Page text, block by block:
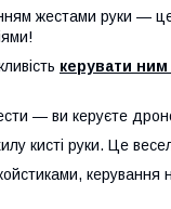
жестами руки —
керувати
— ви керуєте
кисті руки. Це